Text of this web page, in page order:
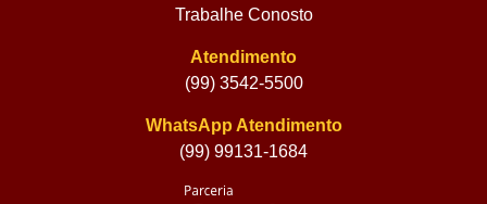
Trabalhe Conosto
Atendimento
(99) 3542-5500
WhatsApp Atendimento
(99) 99131-1684